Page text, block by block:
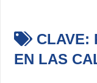
CLAVE:
EN LAS